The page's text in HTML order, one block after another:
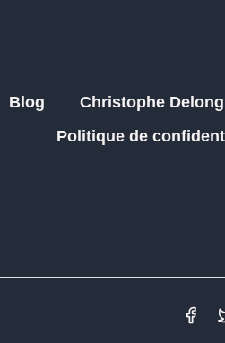
Blog
Christophe
Politique de